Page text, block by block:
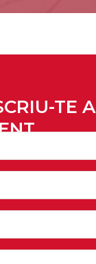
TE A